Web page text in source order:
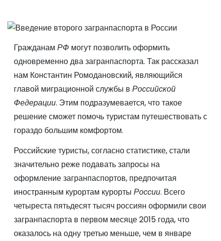
Гражданам РФ могут позволить оформить
одновременно два загранпаспорта. Так рассказал
нам Константин Ромодановский, являющийся
главой миграционной службы в Российской
Федерации. Этим подразумевается, что такое
решение сможет помочь туристам путешествовать с
гораздо большим комфортом.
Российские туристы, согласно статистике, стали
значительно реже подавать запросы на
оформление загранпаспортов, предпочитая
иностранным курортам курорты России. Всего
четыреста пятьдесят тысяч россиян оформили свои
загранпаспорта в первом месяце 2015 года, что
оказалось на одну третью меньше, чем в январе